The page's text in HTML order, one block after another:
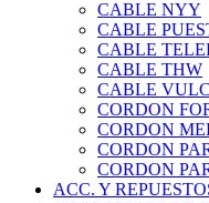
CABLE NYY
CABLE
CABLE
CABLE THW
CABLE
CORDON
CORDON
CORDON
CORDON
ACC. Y